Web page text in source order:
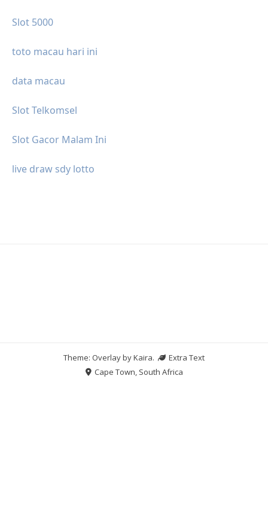
Slot 5000
toto macau hari ini
data macau
Slot Telkomsel
Slot Gacor Malam Ini
live draw sdy lotto
Theme: Overlay byKaira.
Extra Text
Cape Town, South Africa